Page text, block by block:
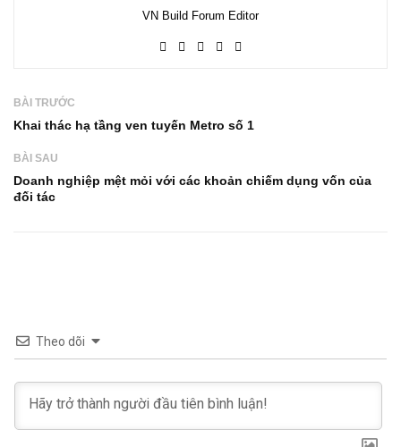
VN Build Forum Editor
BÀI TRƯỚC
Khai thác hạ tầng ven tuyến Metro số 1
BÀI SAU
Doanh nghiệp mệt mỏi với các khoản chiếm dụng vốn của
đối tác
Theo dõi